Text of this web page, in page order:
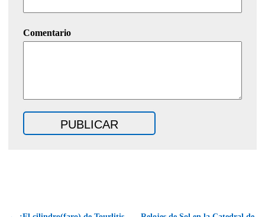
Comentario